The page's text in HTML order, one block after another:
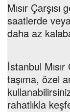
Mısır
saatlerde
daha az
İstanbul
taşıma, özel
rahatlıkla